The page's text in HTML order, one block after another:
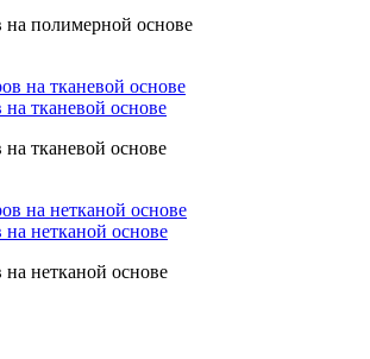
полимерной основе
тканевой основе
тканевой основе
нетканой основе
нетканой основе